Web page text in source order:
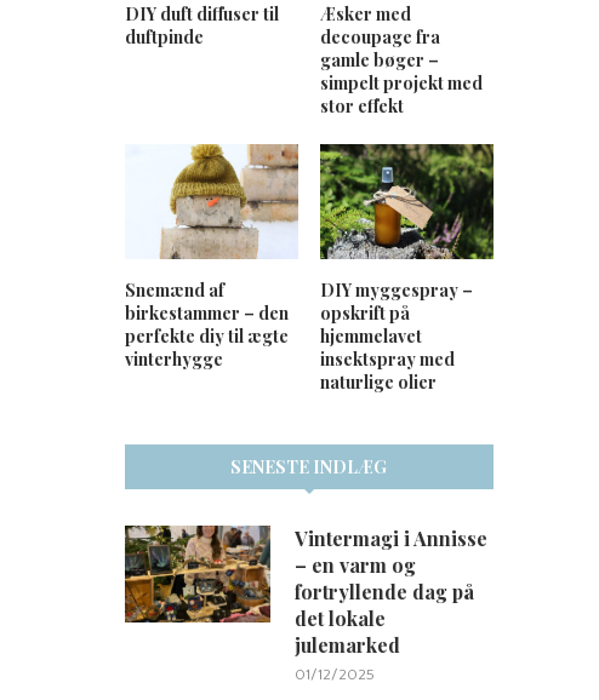
DIY duft diffuser til
duftpinde
Æsker med
decoupage fra
gamle bøger –
simpelt projekt med
stor effekt
Snemænd af
birkestammer – den
perfekte diy til ægte
vinterhygge
DIY myggespray –
opskrift på
hjemmelavet
insektspray med
naturlige olier
SENESTE INDLÆG
Vintermagi i Annisse
– en varm og
fortryllende dag på
det lokale
julemarked
01/12/2025